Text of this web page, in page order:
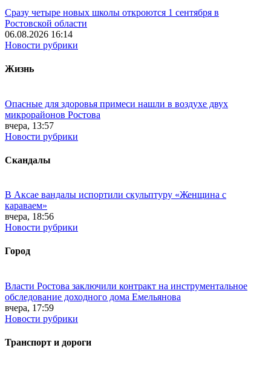
Сразу четыре новых школы откроются 1 сентября в
Ростовской области
06.08.2026 16:14
Новости рубрики
Жизнь
Опасные для здоровья примеси нашли в воздухе двух
микрорайонов Ростова
вчера, 13:57
Новости рубрики
Скандалы
В Аксае вандалы испортили скульптуру «Женщина с
караваем»
вчера, 18:56
Новости рубрики
Город
Власти Ростова заключили контракт на инструментальное
обследование доходного дома Емельянова
вчера, 17:59
Новости рубрики
Транспорт и дороги